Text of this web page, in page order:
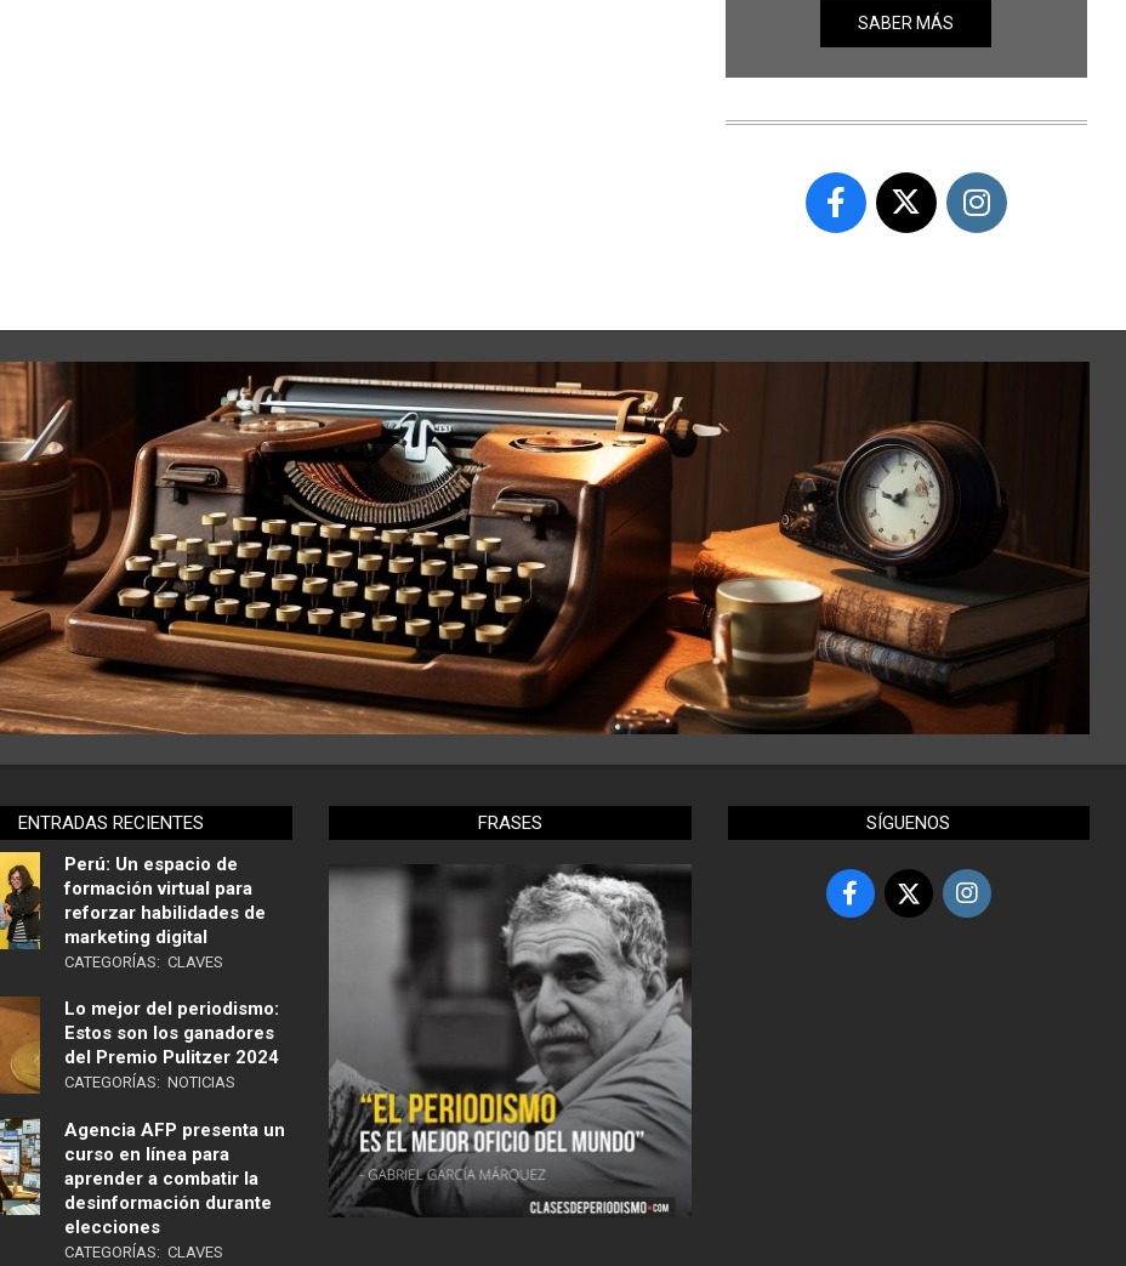
SABER MÁS
ENTRADAS RECIENTES
Perú: Un espacio de
formación virtual para
reforzar habilidades de
marketing digital
CATEGORÍAS: CLAVES
Lo mejor del periodismo:
Estos son los ganadores
del Premio Pulitzer 2024
CATEGORÍAS: NOTICIAS
Agencia AFP presenta un
curso en línea para
aprender a combatir la
desinformación durante
elecciones
CATEGORÍAS: CLAVES
FRASES SÍGUENOS